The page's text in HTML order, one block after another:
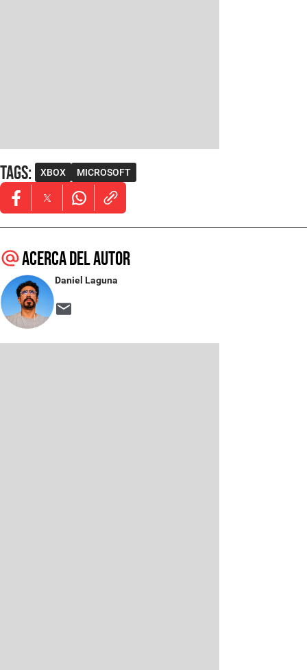
Tags: XBOX MICROSOFT
Opens in new window
Opens in new window
Opens in new window
Acerca del autor
Daniel Laguna